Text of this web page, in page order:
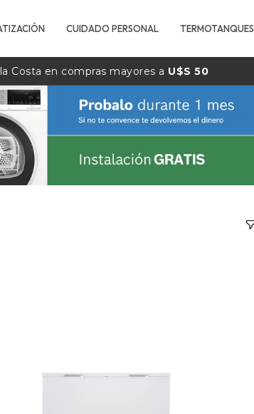
CUIDADO PERSONAL TERMOTANQUES
Costa en compras mayores a U$S 50